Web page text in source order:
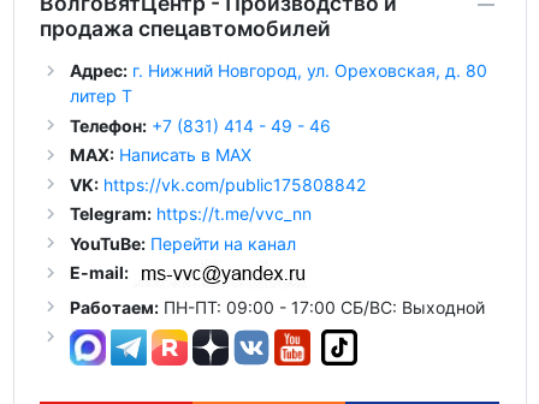
продажа спецавтомобилей
Адрес: г. Нижний Новгород, ул. Ореховская, д. 80
литер Т
Телефон:+7 (831) 414 - 49 - 46
MAX: Написать в MAX
VK: https://vk.com/public175808842
Telegram: https://t.me/vvc_nn
YouTuBe: Перейти на канал
E-mail:
Работаем:ПН-ПТ: 09:00 - 17:00 СБ/ВС: Выходной